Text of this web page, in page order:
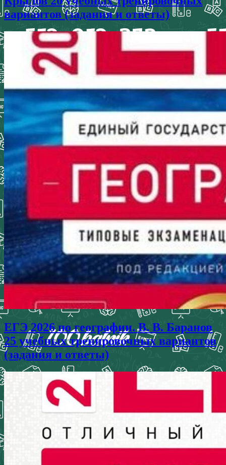
вариантов (задания и ответы)
ЕГЭ 2026 по географии. В. В. Баранов
25 учебных тренировочных вариантов
(задания и ответы)